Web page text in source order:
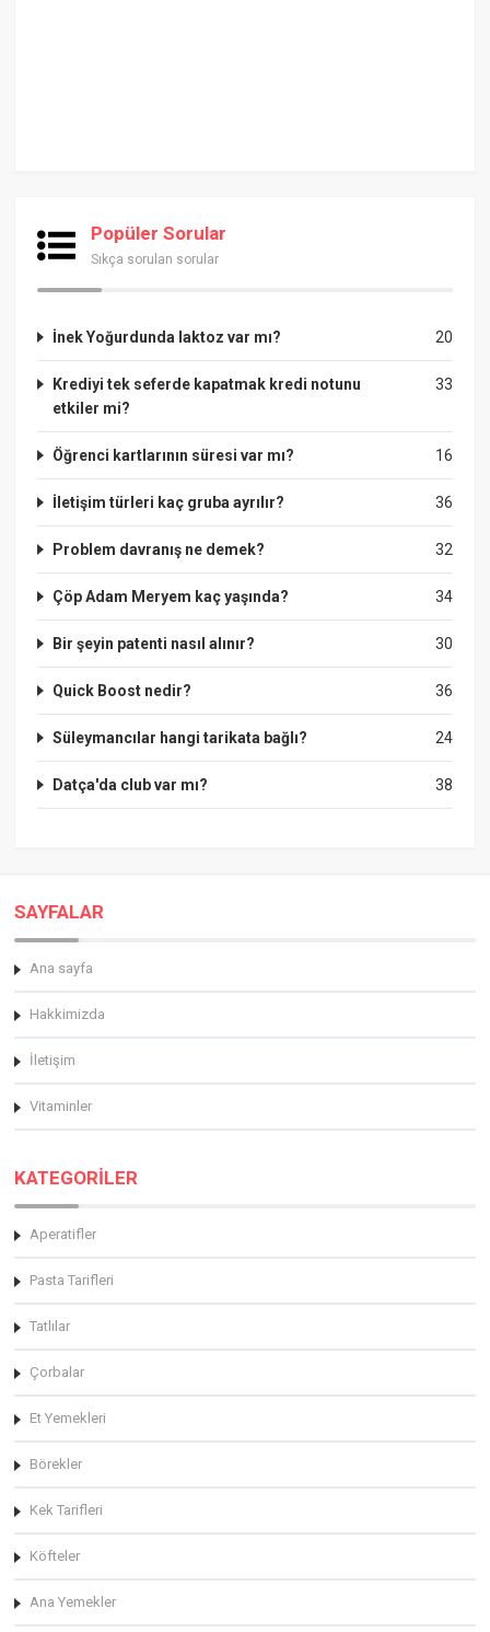
Popüler Sorular
Sıkça sorulan sorular
20
İnek Yoğurdunda laktoz var mı?
33
Krediyi tek seferde kapatmak kredi notunu
etkiler mi?
16
Öğrenci kartlarının süresi var mı?
36
İletişim türleri kaç gruba ayrılır?
32
Problem davranış ne demek?
34
Çöp Adam Meryem kaç yaşında?
30
Bir şeyin patenti nasıl alınır?
36
Quick Boost nedir?
24
Süleymancılar hangi tarikata bağlı?
38
Datça'da club var mı?
SAYFALAR
Ana sayfa
Hakkimizda
İletişim
Vitaminler
KATEGORİLER
Aperatifler
Pasta Tarifleri
Tatlılar
Çorbalar
Et Yemekleri
Börekler
Kek Tarifleri
Köfteler
Ana Yemekler